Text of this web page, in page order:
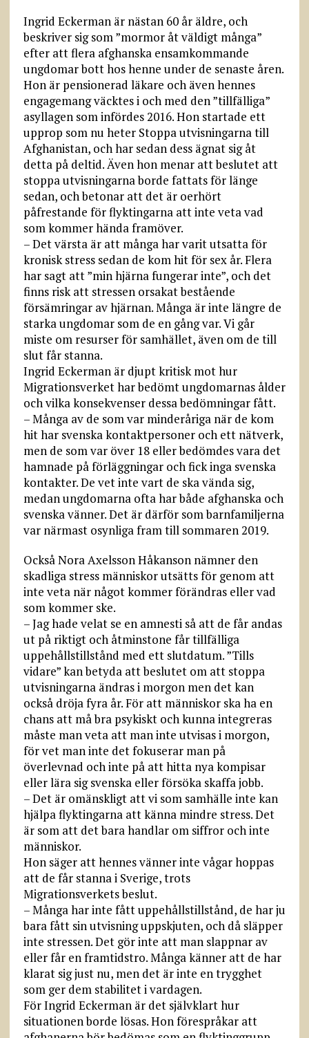
Ingrid Eckerman är nästan 60 år äldre, och
beskriver sig som ”mormor åt väldigt många”
efter att flera afghanska ensamkommande
ungdomar bott hos henne under de senaste åren.
Hon är pensionerad läkare och även hennes
engagemang väcktes i och med den ”tillfälliga”
asyllagen som infördes 2016. Hon startade ett
upprop som nu heter Stoppa utvisningarna till
Afghanistan, och har sedan dess ägnat sig åt
detta på deltid. Även hon menar att beslutet att
stoppa utvisningarna borde fattats för länge
sedan, och betonar att det är oerhört
påfrestande för flyktingarna att inte veta vad
som kommer hända framöver.
– Det värsta är att många har varit utsatta för
kronisk stress sedan de kom hit för sex år. Flera
har sagt att ”min hjärna fungerar inte”, och det
finns risk att stressen orsakat bestående
försämringar av hjärnan. Många är inte längre de
starka ungdomar som de en gång var. Vi går
miste om resurser för samhället, även om de till
slut får stanna.
Ingrid Eckerman är djupt kritisk mot hur
Migrationsverket har bedömt ungdomarnas ålder
och vilka konsekvenser dessa bedömningar fått.
– Många av de som var minderåriga när de kom
hit har svenska kontaktpersoner och ett nätverk,
men de som var över 18 eller bedömdes vara det
hamnade på förläggningar och fick inga svenska
kontakter. De vet inte vart de ska vända sig,
medan ungdomarna ofta har både afghanska och
svenska vänner. Det är därför som barnfamiljerna
var närmast osynliga fram till sommaren 2019.
Också Nora Axelsson Håkanson nämner den
skadliga stress människor utsätts för genom att
inte veta när något kommer förändras eller vad
som kommer ske.
– Jag hade velat se en amnesti så att de får andas
ut på riktigt och åtminstone får tillfälliga
uppehållstillstånd med ett slutdatum. ”Tills
vidare” kan betyda att beslutet om att stoppa
utvisningarna ändras i morgon men det kan
också dröja fyra år. För att människor ska ha en
chans att må bra psykiskt och kunna integreras
måste man veta att man inte utvisas i morgon,
för vet man inte det fokuserar man på
överlevnad och inte på att hitta nya kompisar
eller lära sig svenska eller försöka skaffa jobb.
– Det är omänskligt att vi som samhälle inte kan
hjälpa flyktingarna att känna mindre stress. Det
är som att det bara handlar om siffror och inte
människor.
Hon säger att hennes vänner inte vågar hoppas
att de får stanna i Sverige, trots
Migrationsverkets beslut.
– Många har inte fått uppehållstillstånd, de har ju
bara fått sin utvisning uppskjuten, och då släpper
inte stressen. Det gör inte att man slappnar av
eller får en framtidstro. Många känner att de har
klarat sig just nu, men det är inte en trygghet
som ger dem stabilitet i vardagen.
För Ingrid Eckerman är det självklart hur
situationen borde lösas. Hon förespråkar att